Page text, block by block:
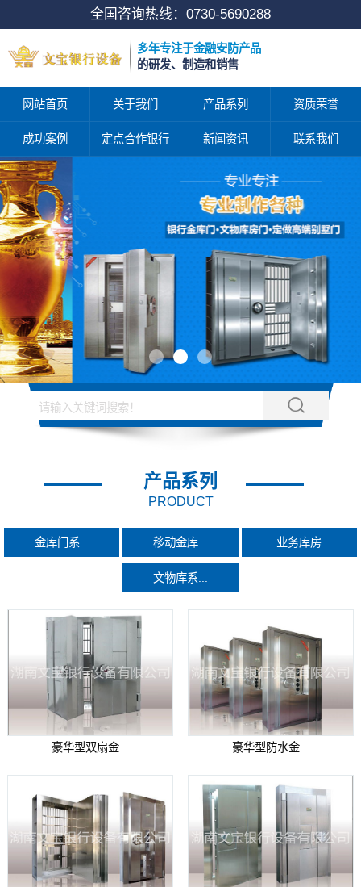
全国咨询热线： 0730-5690288
多年专注于金融安防产品
的研发、制造和销售
网站首页 关于我们 产品系列 资质荣誉
成功案例 定点合作银行 新闻资讯 联系我们
产品系列
PRODUCT
金库门系... 移动金库... 业务库房
文物库系...
豪华型双扇金... 豪华型防水金...